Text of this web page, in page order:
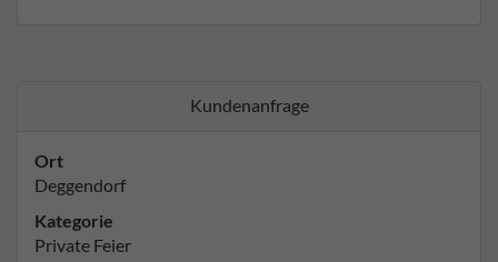
Kundenanfrage
Ort
Deggendorf
Kategorie
Private Feier